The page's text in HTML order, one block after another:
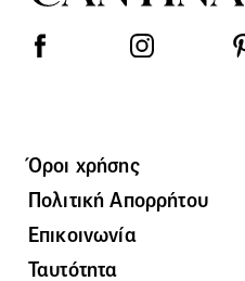
Όροι χρήσης
Πολιτική Απορρήτου
Επικοινωνία
Ταυτότητα